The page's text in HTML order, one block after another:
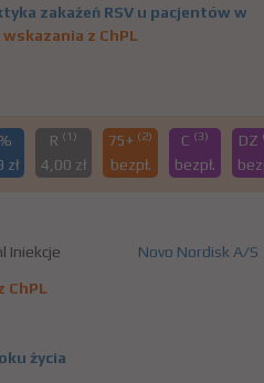
zakażeń RSV u pacjentów w
wskazania z ChPL
zł
R (1)
4,00 zł
75+ (2)
bezpł.
C (3)
bezpł.
DZ
Iniekcje Novo Nordisk A/S
ChPL
życia